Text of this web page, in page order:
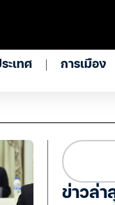
ะเทศ การเมือง
ข่าวล่า